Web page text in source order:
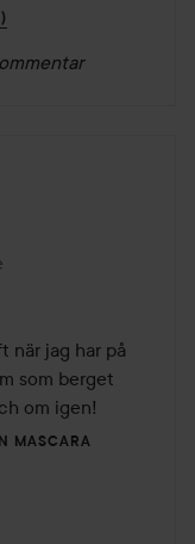
när jag har på
som berget
om igen!
MASCARA